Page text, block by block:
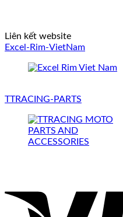
Liên kết website
Excel-Rim-VietNam
TTRACING-PARTS